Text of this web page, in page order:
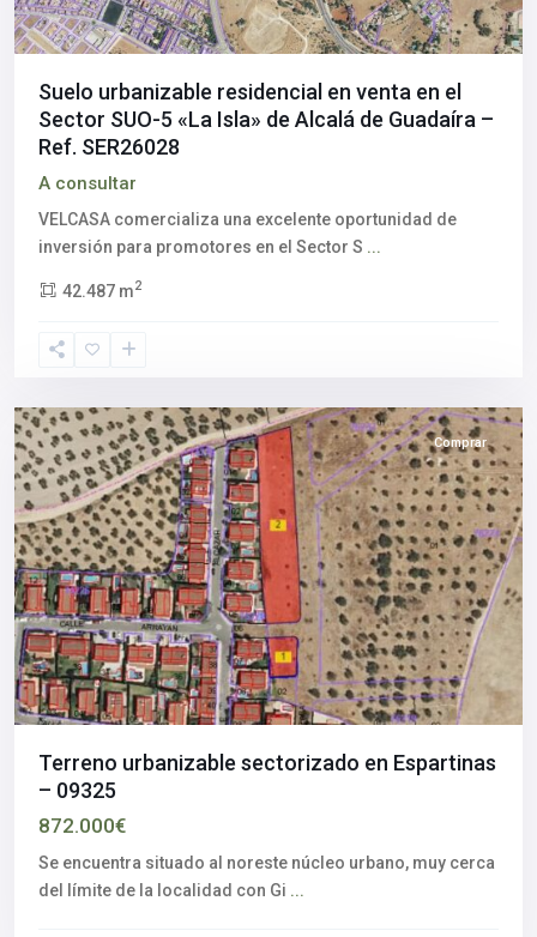
Suelo urbanizable residencial en venta en el
Sector SUO-5 «La Isla» de Alcalá de Guadaíra –
Ref. SER26028
A consultar
VELCASA comercializa una excelente oportunidad de
inversión para promotores en el Sector S ...
42.487 m2
Aljarafe,
Sevilla
Comprar
Terreno urbanizable sectorizado en Espartinas
– 09325
872.000€
Se encuentra situado al noreste núcleo urbano, muy cerca
del límite de la localidad con Gi ...
Alcalá